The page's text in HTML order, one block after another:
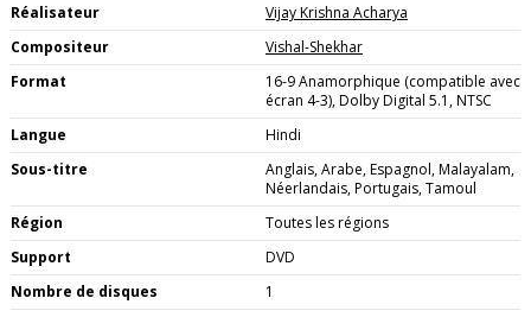
Réalisateur
Vijay Krishna Acharya
Compositeur
Vishal-Shekhar
Format
16-9 Anamorphique (compatible avec
écran 4-3), Dolby Digital 5.1, NTSC
Langue
Hindi
Sous-titre
Anglais, Arabe, Espagnol, Malayalam,
Néerlandais, Portugais, Tamoul
Région
Toutes les régions
Support
DVD
Nombre de disques
1